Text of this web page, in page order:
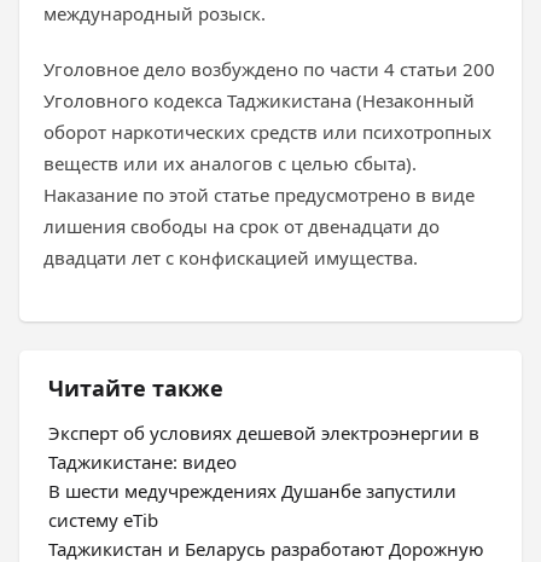
международный розыск.
Уголовное дело возбуждено по части 4 статьи 200
Уголовного кодекса Таджикистана (Незаконный
оборот наркотических средств или психотропных
веществ или их аналогов с целью сбыта).
Наказание по этой статье предусмотрено в виде
лишения свободы на срок от двенадцати до
двадцати лет с конфискацией имущества.
Читайте также
Эксперт об условиях дешевой электроэнергии в
Таджикистане: видео
В шести медучреждениях Душанбе запустили
систему eTib
Таджикистан и Беларусь разработают Дорожную